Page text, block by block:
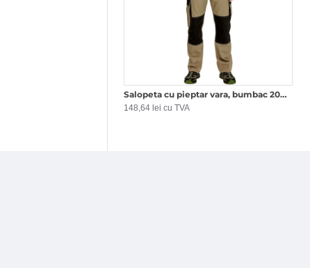
Salopeta cu pieptar vara, bumbac 200g/m2 Max Bej cu negru
148,64 lei cu TVA